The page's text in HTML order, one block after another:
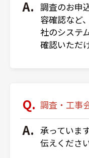
調査のお申
容確認など
社のシステ
確認いただ
調査・工事
承っていま
伝えください